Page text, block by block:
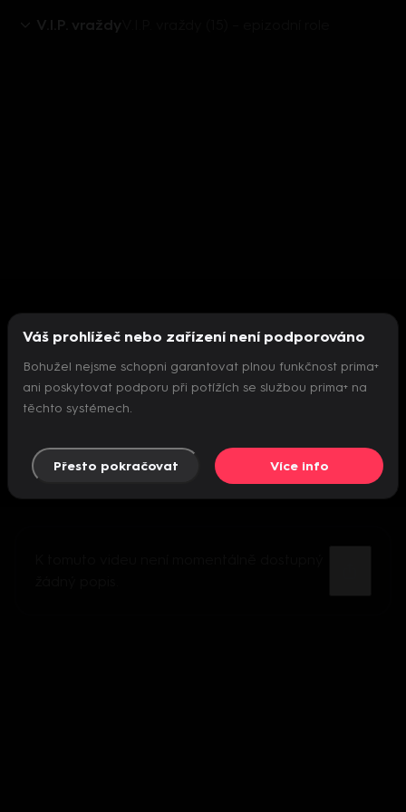
V.I.P. vraždy
Nepodařilo se inicializovat přehrávač
Váš prohlížeč nebo zařízení není podporováno
Bohužel nejsme schopni garantovat plnou funkčnost prima+
ani poskytovat podporu při potížích se službou prima+ na
těchto systémech.
Přesto pokračovat Více info